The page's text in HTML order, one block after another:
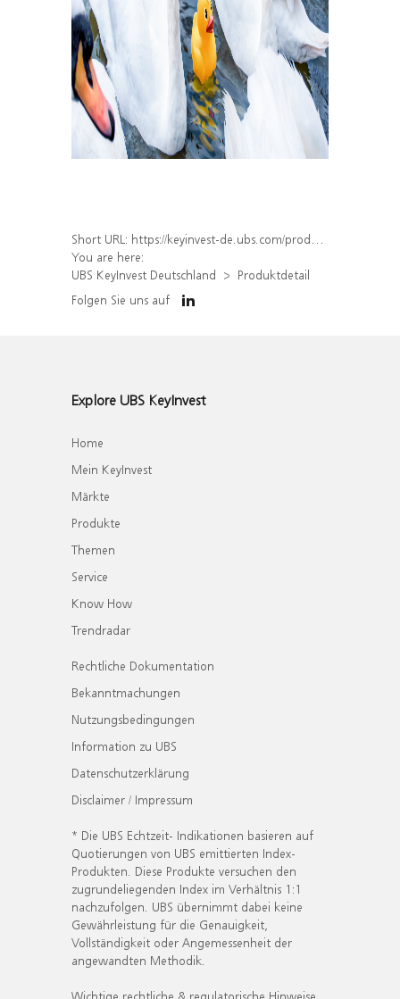
Short URL: https://keyinvest-de.ubs.com/produkt/detail/index/isin/DE000WA6LNX0
You are here:
UBS KeyInvest Deutschland
Produktdetail
Folgen Sie uns auf
Explore UBS KeyInvest
Home
Mein KeyInvest
Märkte
Produkte
Themen
Service
Know How
Trendradar
Rechtliche Dokumentation
Bekanntmachungen
Nutzungsbedingungen
Information zu UBS
Datenschutzerklärung
Disclaimer / Impressum
* Die UBS Echtzeit- Indikationen basieren auf
Quotierungen von UBS emittierten Index-
Produkten. Diese Produkte versuchen den
zugrundeliegenden Index im Verhältnis 1:1
nachzufolgen. UBS übernimmt dabei keine
Gewährleistung für die Genauigkeit,
Vollständigkeit oder Angemessenheit der
angewandten Methodik.